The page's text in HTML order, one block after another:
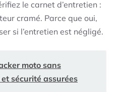
le carnet d’entretien :
cramé. Parce que oui,
si l’entretien est négligé.
moto sans
sécurité assurées